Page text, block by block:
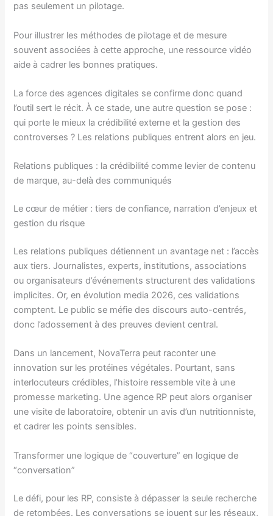
pas seulement un pilotage.
Pour illustrer les méthodes de pilotage et de mesure
souvent associées à cette approche, une ressource vidéo
aide à cadrer les bonnes pratiques.
La force des agences digitales se confirme donc quand
l’outil sert le récit. À ce stade, une autre question se pose :
qui porte le mieux la crédibilité externe et la gestion des
controverses ? Les relations publiques entrent alors en jeu.
Relations publiques : la crédibilité comme levier de contenu
de marque, au-delà des communiqués
Le cœur de métier : tiers de confiance, narration d’enjeux et
gestion du risque
Les relations publiques détiennent un avantage net : l’accès
aux tiers. Journalistes, experts, institutions, associations
ou organisateurs d’événements structurent des validations
implicites. Or, en évolution media 2026, ces validations
comptent. Le public se méfie des discours auto-centrés,
donc l’adossement à des preuves devient central.
Dans un lancement, NovaTerra peut raconter une
innovation sur les protéines végétales. Pourtant, sans
interlocuteurs crédibles, l’histoire ressemble vite à une
promesse marketing. Une agence RP peut alors organiser
une visite de laboratoire, obtenir un avis d’un nutritionniste,
et cadrer les points sensibles.
Transformer une logique de “couverture” en logique de
“conversation”
Le défi, pour les RP, consiste à dépasser la seule recherche
de retombées. Les conversations se jouent sur les réseaux,